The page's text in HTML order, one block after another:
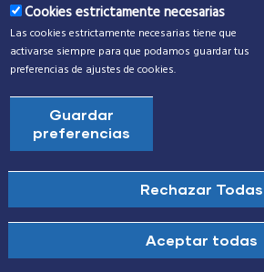
Transporte Urbano
Incidencias
Centros e instalaciones municipales
Cookies estrictamente necesarias
Las cookies estrictamente necesarias tiene que
activarse siempre para que podamos guardar tus
preferencias de ajustes de cookies.
Guardar
preferencias
Rechazar Todas
Aceptar todas